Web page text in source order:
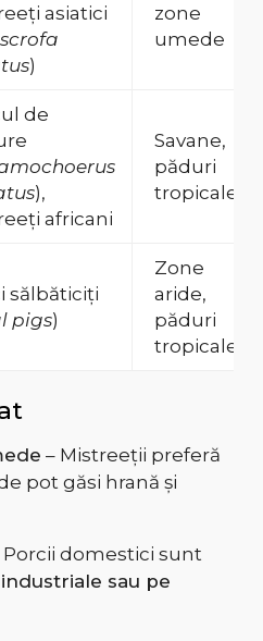
asiatici
)
zone
umede
de
),
africani
Savane,
păduri
tropicale
sălbăticiți
pigs)
Zone
aride,
păduri
tropicale
– Mistreeții preferă
pot găsi hrană și
Porcii domestici sunt
sau pe